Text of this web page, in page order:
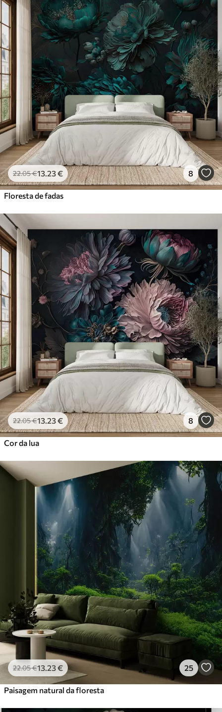
22.05€13 .23€ 8
Floresta de fadas
22.05€13 .23€ 8
Cor da lua
22.05€13 .23€ 25
Paisagem natural da floresta